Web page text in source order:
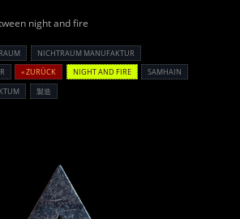
night and fire
NICHTRAUM MANUFAKTUR
« ZURÜCK NIGHT AND FIRE
SAMHAIN
製造